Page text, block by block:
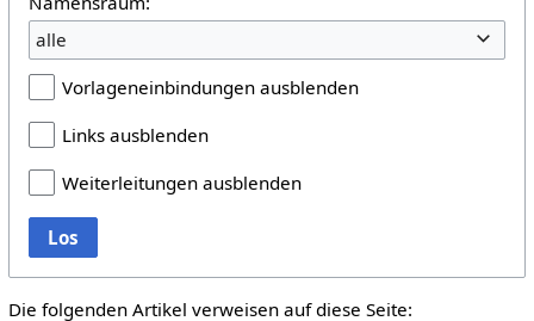
alle
Vorlageneinbindungen ausblenden
Links ausblenden
Weiterleitungen ausblenden
Los
Die folgenden Artikel verweisen auf diese Seite: